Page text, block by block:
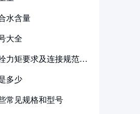
水含量
大全
力矩要求及连接规范详
多少
常见规格和型号